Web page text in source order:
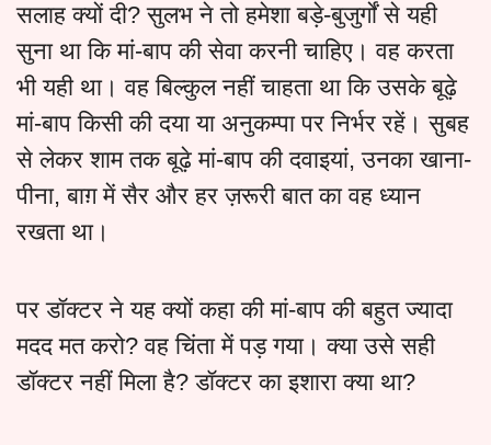
सलाह क्यों दी? सुलभ ने तो हमेशा बड़े-बुजुर्गों से यही
सुना था कि मां-बाप की सेवा करनी चाहिए। वह करता
भी यही था। वह बिल्कुल नहीं चाहता था कि उसके बूढ़े
मां-बाप किसी की दया या अनुकम्पा पर निर्भर रहें। सुबह
से लेकर शाम तक बूढ़े मां-बाप की दवाइयां, उनका खाना-
पीना, बाग़ में सैर और हर ज़रूरी बात का वह ध्यान
रखता था।
पर डॉक्टर ने यह क्यों कहा की मां-बाप की बहुत ज्यादा
मदद मत करो? वह चिंता में पड़ गया। क्या उसे सही
डॉक्टर नहीं मिला है? डॉक्टर का इशारा क्या था?